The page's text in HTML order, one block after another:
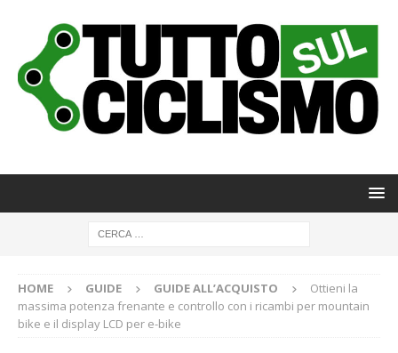
HOME GUIDE GUIDE ALL’ACQUISTO
Ottieni la
massima potenza frenante e controllo con i ricambi per mountain
bike e il display LCD per e-bike